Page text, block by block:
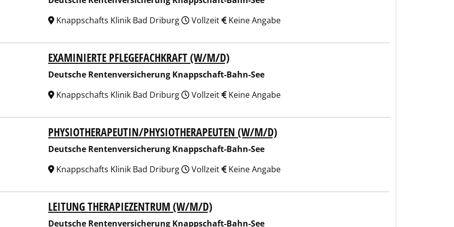
Knappschafts Klinik Bad Driburg
Vollzeit Keine Angabe
Rentenversicherung Knappschaft-Bahn-See
EXAMINIERTE PFLEGEFACHKRAFT (W/M/D)
Deutsche Rentenversicherung Knappschaft-Bahn-See
Knappschafts Klinik Bad Driburg
Vollzeit Keine Angabe
Rentenversicherung Knappschaft-Bahn-See
PHYSIOTHERAPEUTIN/PHYSIOTHERAPEUTEN (W/M/D)
Deutsche Rentenversicherung Knappschaft-Bahn-See
Knappschafts Klinik Bad Driburg
Vollzeit Keine Angabe
Rentenversicherung Knappschaft-Bahn-See
LEITUNG THERAPIEZENTRUM (W/M/D)
Deutsche Rentenversicherung Knappschaft-Bahn-See